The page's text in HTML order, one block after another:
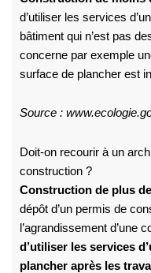
d’utiliser les services
bâtiment qui n’est pas
concerne par exemple
surface de plancher est
Source :
Doit-on recourir à un
construction ?
Construction de plus de
dépôt d’un permis de
l’agrandissement d’une
d’utiliser les services
plancher après les